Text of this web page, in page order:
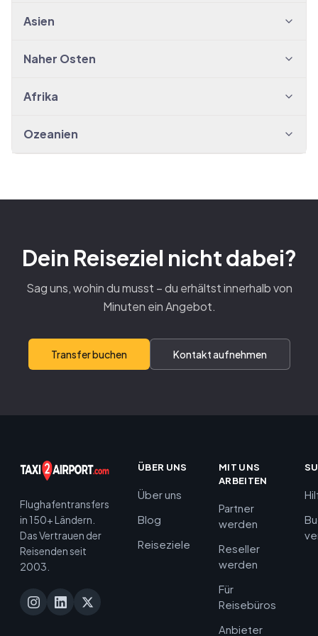
Asien
Naher Osten
Afrika
Ozeanien
Dein Reiseziel nicht dabei?
Sag uns, wohin du musst – du erhältst innerhalb von
Minuten ein Angebot.
Transfer buchen Kontakt aufnehmen
Flughafentransfers
in 150+ Ländern.
Das Vertrauen der
Reisenden seit
2003.
ÜBER UNS
Über uns
Blog
Reiseziele
MIT UNS
ARBEITEN
Partner
werden
Reseller
werden
Für
Reisebüros
Anbieter